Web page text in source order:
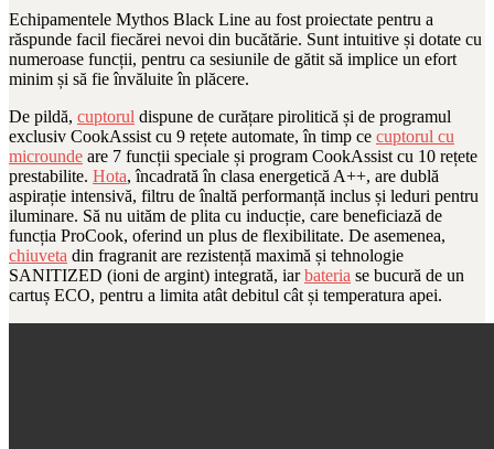
Echipamentele Mythos Black Line au fost proiectate pentru a
răspunde facil fiecărei nevoi din bucătărie. Sunt intuitive și dotate cu
numeroase funcții, pentru ca sesiunile de gătit să implice un efort
minim și să fie învăluite în plăcere.
De pildă, cuptorul dispune de curățare pirolitică și de programul
exclusiv CookAssist cu 9 rețete automate, în timp ce cuptorul cu
microunde are 7 funcții speciale și program CookAssist cu 10 rețete
prestabilite. Hota, încadrată în clasa energetică A++, are dublă
aspirație intensivă, filtru de înaltă performanță inclus și leduri pentru
iluminare. Să nu uităm de plita cu inducție, care beneficiază de
funcția ProCook, oferind un plus de flexibilitate. De asemenea,
chiuveta din fragranit are rezistență maximă și tehnologie
SANITIZED (ioni de argint) integrată, iarbateria se bucură de un
cartuș ECO, pentru a limita atât debitul cât și temperatura apei.